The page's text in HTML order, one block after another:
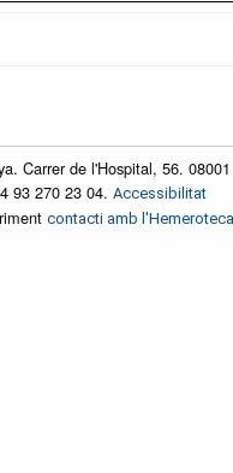
Carrer de l'Hospital, 56.
93 270 23 04. Accessibilitat
contacti amb